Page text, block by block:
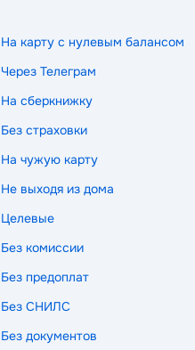
На карту с нулевым балансом
Через Телеграм
На сберкнижку
Без страховки
На чужую карту
Не выходя из дома
Целевые
Без комиссии
Без предоплат
Без СНИЛС
Без документов